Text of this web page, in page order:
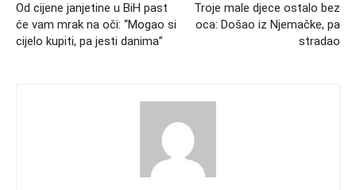
Od cijene janjetine u BiH past
će vam mrak na oči: “Mogao si
cijelo kupiti, pa jesti danima”
Troje male djece ostalo bez
oca: Došao iz Njemačke, pa
stradao